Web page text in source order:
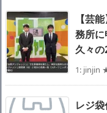
【芸
務所
久々
1: jinjin
レジ